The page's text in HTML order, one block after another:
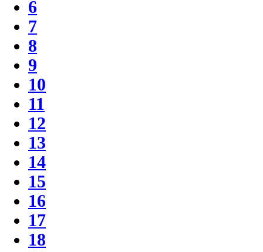
6
7
8
9
10
11
12
13
14
15
16
17
18